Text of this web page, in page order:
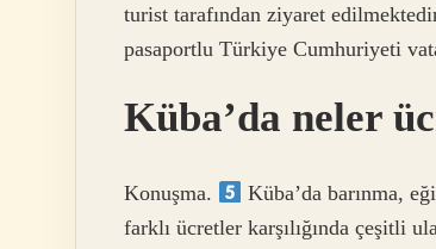
turist tarafından ziyaret
pasaportlu Türkiye Cumhuriyeti
Küba’da neler
Konuşma.
Küba’da barınma,
farklı ücretler karşılığında çeşitli